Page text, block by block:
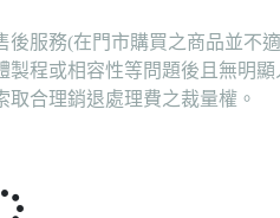
服務(在門市購買之商品並不
程或相容性等問題後且無明
合理銷退處理費之裁量權。